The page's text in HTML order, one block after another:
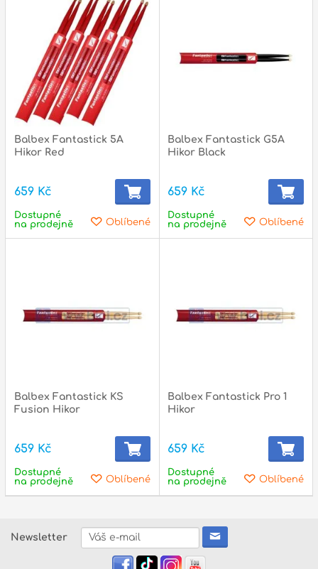
Balbex Fantastick 5A
Hikor Red
659 Kč
Oblíbené
Dostupné
na prodejně
Balbex Fantastick G5A
Hikor Black
659 Kč
Oblíbené
Dostupné
na prodejně
Balbex Fantastick KS
Fusion Hikor
659 Kč
Oblíbené
Dostupné
na prodejně
Balbex Fantastick Pro 1
Hikor
659 Kč
Oblíbené
Dostupné
na prodejně
Newsletter